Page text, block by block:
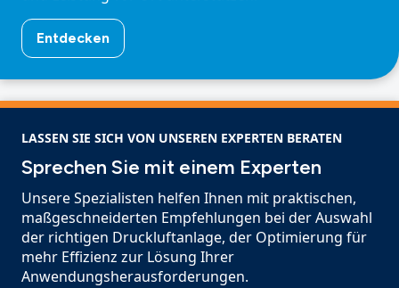
Entdecken
LASSEN SIE SICH VON UNSEREN EXPERTEN BERATEN
Sprechen Sie mit einem Experten
Unsere Spezialisten helfen Ihnen mit praktischen,
maßgeschneiderten Empfehlungen bei der Auswahl
der richtigen Druckluftanlage, der Optimierung für
mehr Effizienz zur Lösung Ihrer
Anwendungsherausforderungen.